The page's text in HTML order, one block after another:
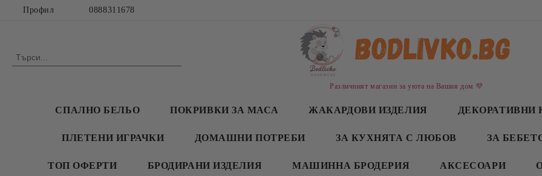
Профил 0888311678
Различният магазин за уюта на Вашия дом 💜
СПАЛНО БЕЛЬО ПОКРИВКИ ЗА МАСА ЖАКАРДОВИ ИЗДЕЛИЯ ДЕКОРАТИВНИ
ПЛЕТЕНИ ИГРАЧКИ ДОМАШНИ ПОТРЕБИ ЗА КУХНЯТА С ЛЮБОВ ЗА
ТОП ОФЕРТИ БРОДИРАНИ ИЗДЕЛИЯ МАШИННА БРОДЕРИЯ АКСЕСОАРИ